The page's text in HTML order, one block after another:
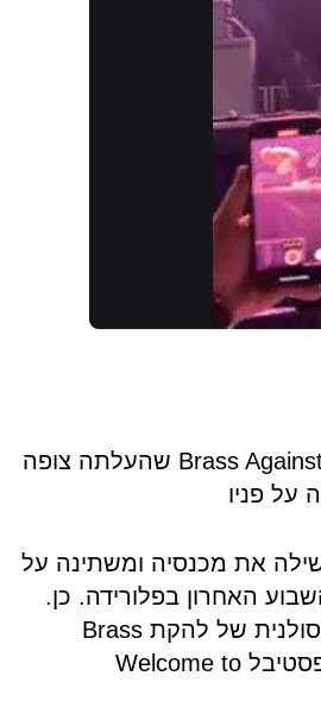
צופי פסטיבל רוק נדהמו ממעשי סולנית להקת Brass Against שהעלתה צופה
על פניו
את מכנסיה ומשתינה על
האחרון בפלורידה. כן.
מה שאתם שומעים. הזמרת סופיה אוריסטה, הסולנית של להקת Brass
Against, הדהימה את הקהל עם המפגן הגס בפסטיבל Welcome to